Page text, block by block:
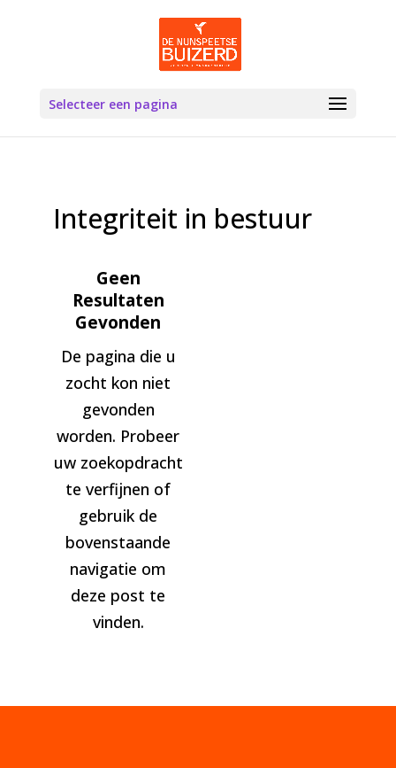
Selecteer een pagina
Integriteit in bestuur
Geen
Resultaten
Gevonden
De pagina die u
zocht kon niet
gevonden
worden. Probeer
uw zoekopdracht
te verfijnen of
gebruik de
bovenstaande
navigatie om
deze post te
vinden.